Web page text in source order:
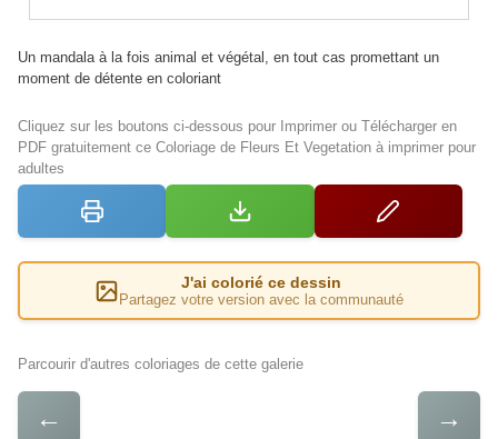
Un mandala à la fois animal et végétal, en tout cas promettant un
moment de détente en coloriant
Cliquez sur les boutons ci-dessous pour Imprimer ou Télécharger en
PDF gratuitement ce Coloriage de Fleurs Et Vegetation à imprimer pour
adultes
J'ai colorié ce dessin
Partagez votre version avec la communauté
Parcourir d'autres coloriages de cette galerie
← →